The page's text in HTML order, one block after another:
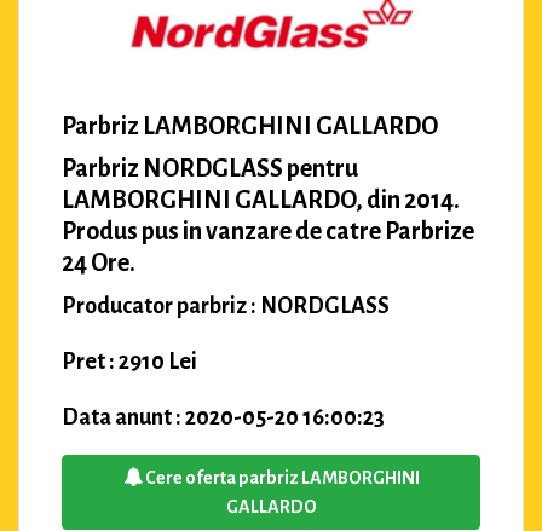
Parbriz LAMBORGHINI GALLARDO
Parbriz NORDGLASS pentru
LAMBORGHINI GALLARDO, din 2014.
Produs pus in vanzare de catre Parbrize
24 Ore.
Producator parbriz : NORDGLASS
Pret : 2910 Lei
Data anunt : 2020-05-20 16:00:23
Cere oferta parbriz LAMBORGHINI
GALLARDO